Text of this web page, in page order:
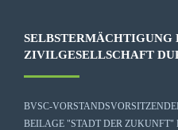
SELBSTERMÄCHTIGUNG
ZIVILGESELLSCHAFT
BVSC-
BEILAGE "STADT DER ZUKUNFT"